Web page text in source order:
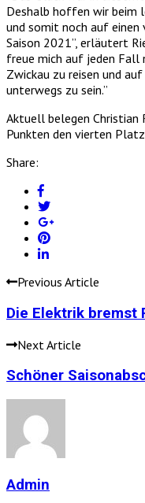
Deshalb hoffen wir beim
und somit noch auf einen
Saison 2021”, erläutert
freue mich auf jeden Fall
Zwickau zu reisen und
unterwegs zu sein.”
Aktuell belegen Christian
Punkten den vierten
Share:
Previous Article
Die Elektrik bremst
Next Article
Schöner
Admin